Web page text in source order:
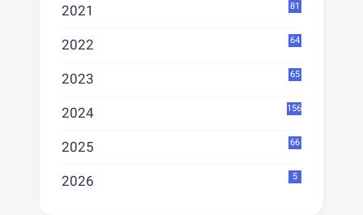
2021 81
2022 64
2023 65
2024 156
2025 66
2026 5